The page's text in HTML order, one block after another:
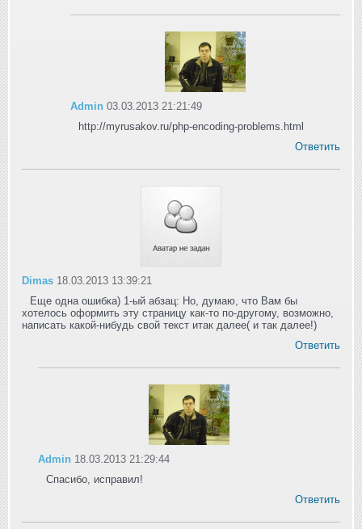
Admin 03.03.2013 21:21:49
http://myrusakov.ru/php-encoding-problems.html
Ответить
Dimas 18.03.2013 13:39:21
Еще одна ошибка) 1-ый абзац: Но, думаю, что Вам бы
хотелось оформить эту страницу как-то по-другому, возможно,
написать какой-нибудь свой текст итак далее( и так далее!)
Ответить
Admin 18.03.2013 21:29:44
Спасибо, исправил!
Ответить